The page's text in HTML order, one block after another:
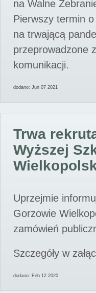
na Walne
Pierwszy termin
na trwającą
przeprowadzone
komunikacji.
dodano: Jun 07 2021
Trwa
Wyższej
Uprzejmie
Gorzowie
zamówień
Szczegóły w
dodano: Feb 12 2020